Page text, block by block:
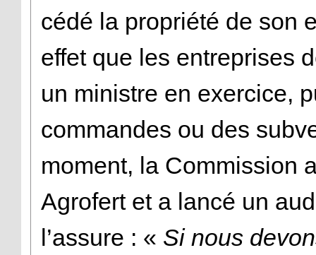
cédé la propriété de son
effet que les entreprises
un ministre en exercice,
commandes ou des
moment, la Commission
Agrofert et a lancé un
l’assure : « Si nous